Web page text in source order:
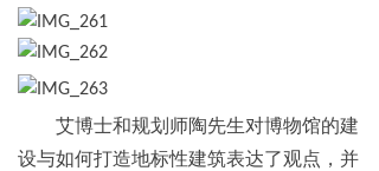
艾博士和规划师陶先生对博物馆的建
设与如何打造地标性建筑表达了观点，并